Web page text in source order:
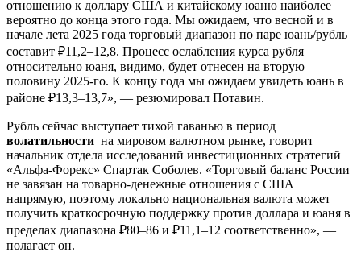
отношению к доллару США и китайскому юаню наиболее
вероятно до конца этого года. Мы ожидаем, что весной и в
начале лета 2025 года торговый диапазон по паре юань/рубль
составит ₽11,2–12,8. Процесс ослабления курса рубля
относительно юаня, видимо, будет отнесен на вторую
половину 2025-го. К концу года мы ожидаем увидеть юань в
районе ₽13,3–13,7», — резюмировал Потавин.
Рубль сейчас выступает тихой гаванью в период
волатильности на мировом валютном рынке, говорит
начальник отдела исследований инвестиционных стратегий
«Альфа-Форекс» Спартак Соболев. «Торговый баланс России
не завязан на товарно-денежные отношения с США
напрямую, поэтому локально национальная валюта может
получить краткосрочную поддержку против доллара и юаня в
пределах диапазона ₽80–86 и ₽11,1–12 соответственно», —
полагает он.